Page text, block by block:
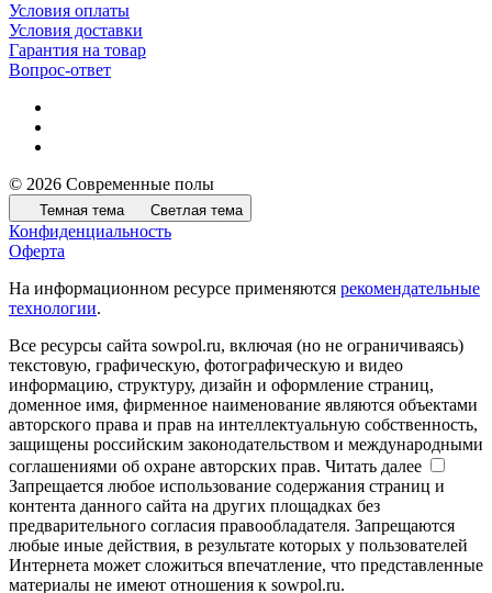
Условия оплаты
Условия доставки
Гарантия на товар
Вопрос-ответ
© 2026 Современные полы
Темная тема Светлая тема
Конфиденциальность
Оферта
На информационном ресурсе применяются рекомендательные
технологии.
Все ресурсы сайта sowpol.ru, включая (но не ограничиваясь)
текстовую, графическую, фотографическую и видео
информацию, структуру, дизайн и оформление страниц,
доменное имя, фирменное наименование являются объектами
авторского права и прав на интеллектуальную собственность,
защищены российским законодательством и международными
соглашениями об охране авторских прав. Читать далее
Запрещается любое использование содержания страниц и
контента данного сайта на других площадках без
предварительного согласия правообладателя. Запрещаются
любые иные действия, в результате которых у пользователей
Интернета может сложиться впечатление, что представленные
материалы не имеют отношения к sowpol.ru.